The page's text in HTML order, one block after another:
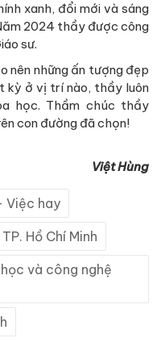
xanh, đổi mới và sáng
2024 thầy được công
sư.
nên những ấn tượng đẹp
kỳ ở vị trí nào, thầy luôn
học. Thầm chúc thầy
con đường đã chọn!
Việt Hùng
Việc hay
Hồ Chí Minh
và công nghệ